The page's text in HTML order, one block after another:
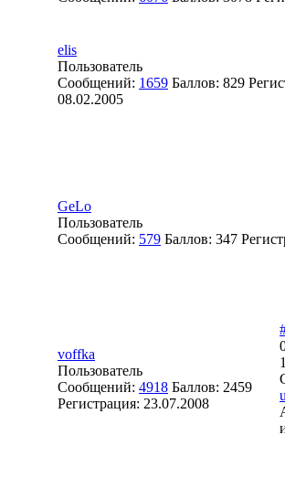
elis
Пользователь
Сообщений: 1659 Баллов: 829
08.02.2005
GeLo
Пользователь
Сообщений: 579 Баллов: 347
voffka
Пользователь
Сообщений: 4918 Баллов: 2459
Регистрация: 23.07.2008